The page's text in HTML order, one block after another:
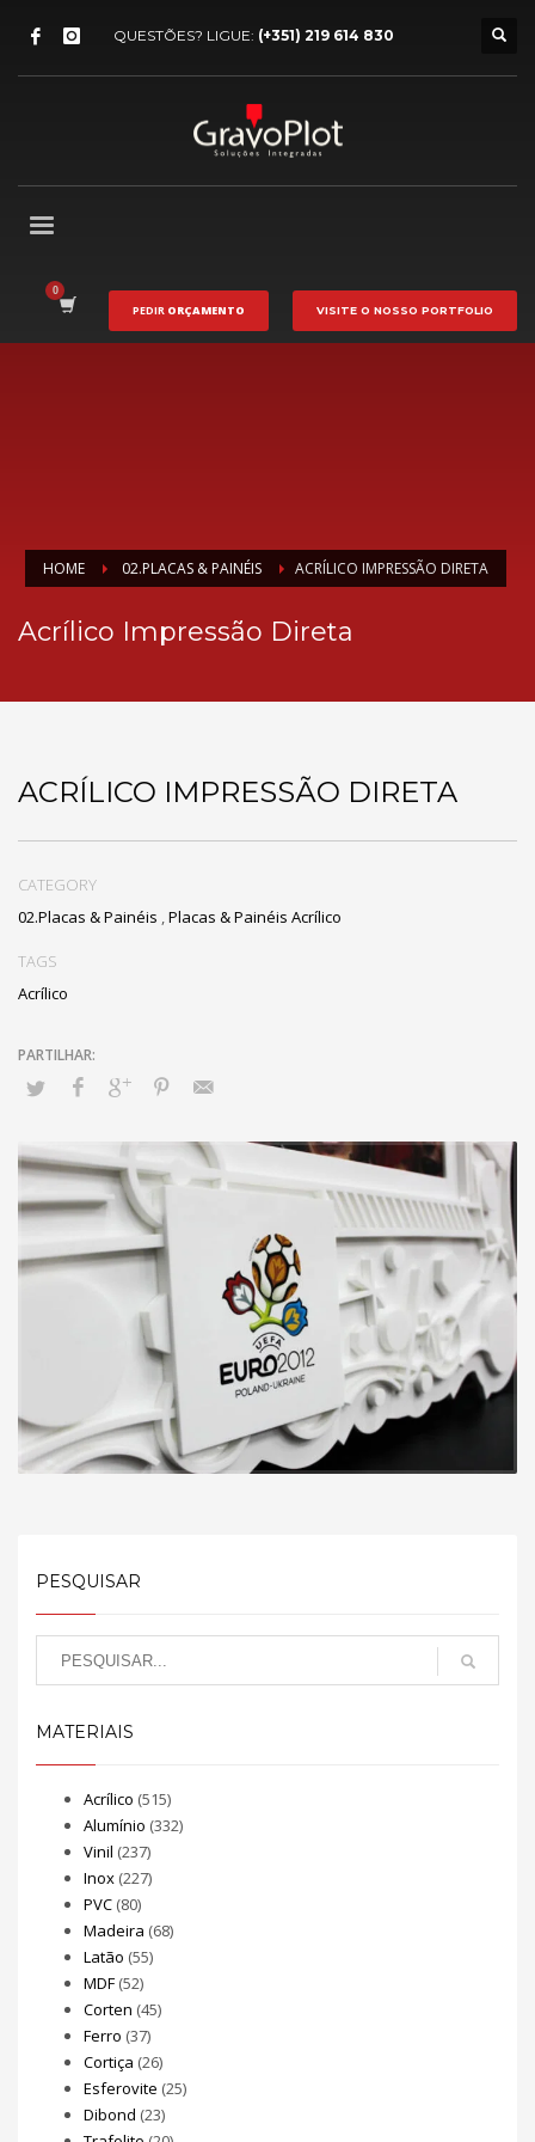
QUESTÕES? LIGUE: (+351) 219 614 830
PEDIR ORÇAMENTO VISITE O NOSSO PORTFOLIO
HOME 02.PLACAS & PAINÉIS ACRÍLICO IMPRESSÃO DIRETA
Acrílico Impressão Direta
ACRÍLICO IMPRESSÃO DIRETA
CATEGORY
02.Placas & Painéis ,Placas & Painéis Acrílico
TAGS
Acrílico
PESQUISAR
MATERIAIS
Acrílico (515)
Alumínio (332)
Vinil (237)
Inox (227)
PVC (80)
Madeira (68)
Latão (55)
MDF (52)
Corten (45)
Ferro (37)
Cortiça (26)
Esferovite (25)
Dibond (23)